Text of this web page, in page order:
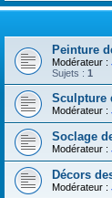
Peinture
Modérateur :
Sujets : 1
Sculpture
Modérateur :
Soclage
Modérateur :
Décors
Modérateur :